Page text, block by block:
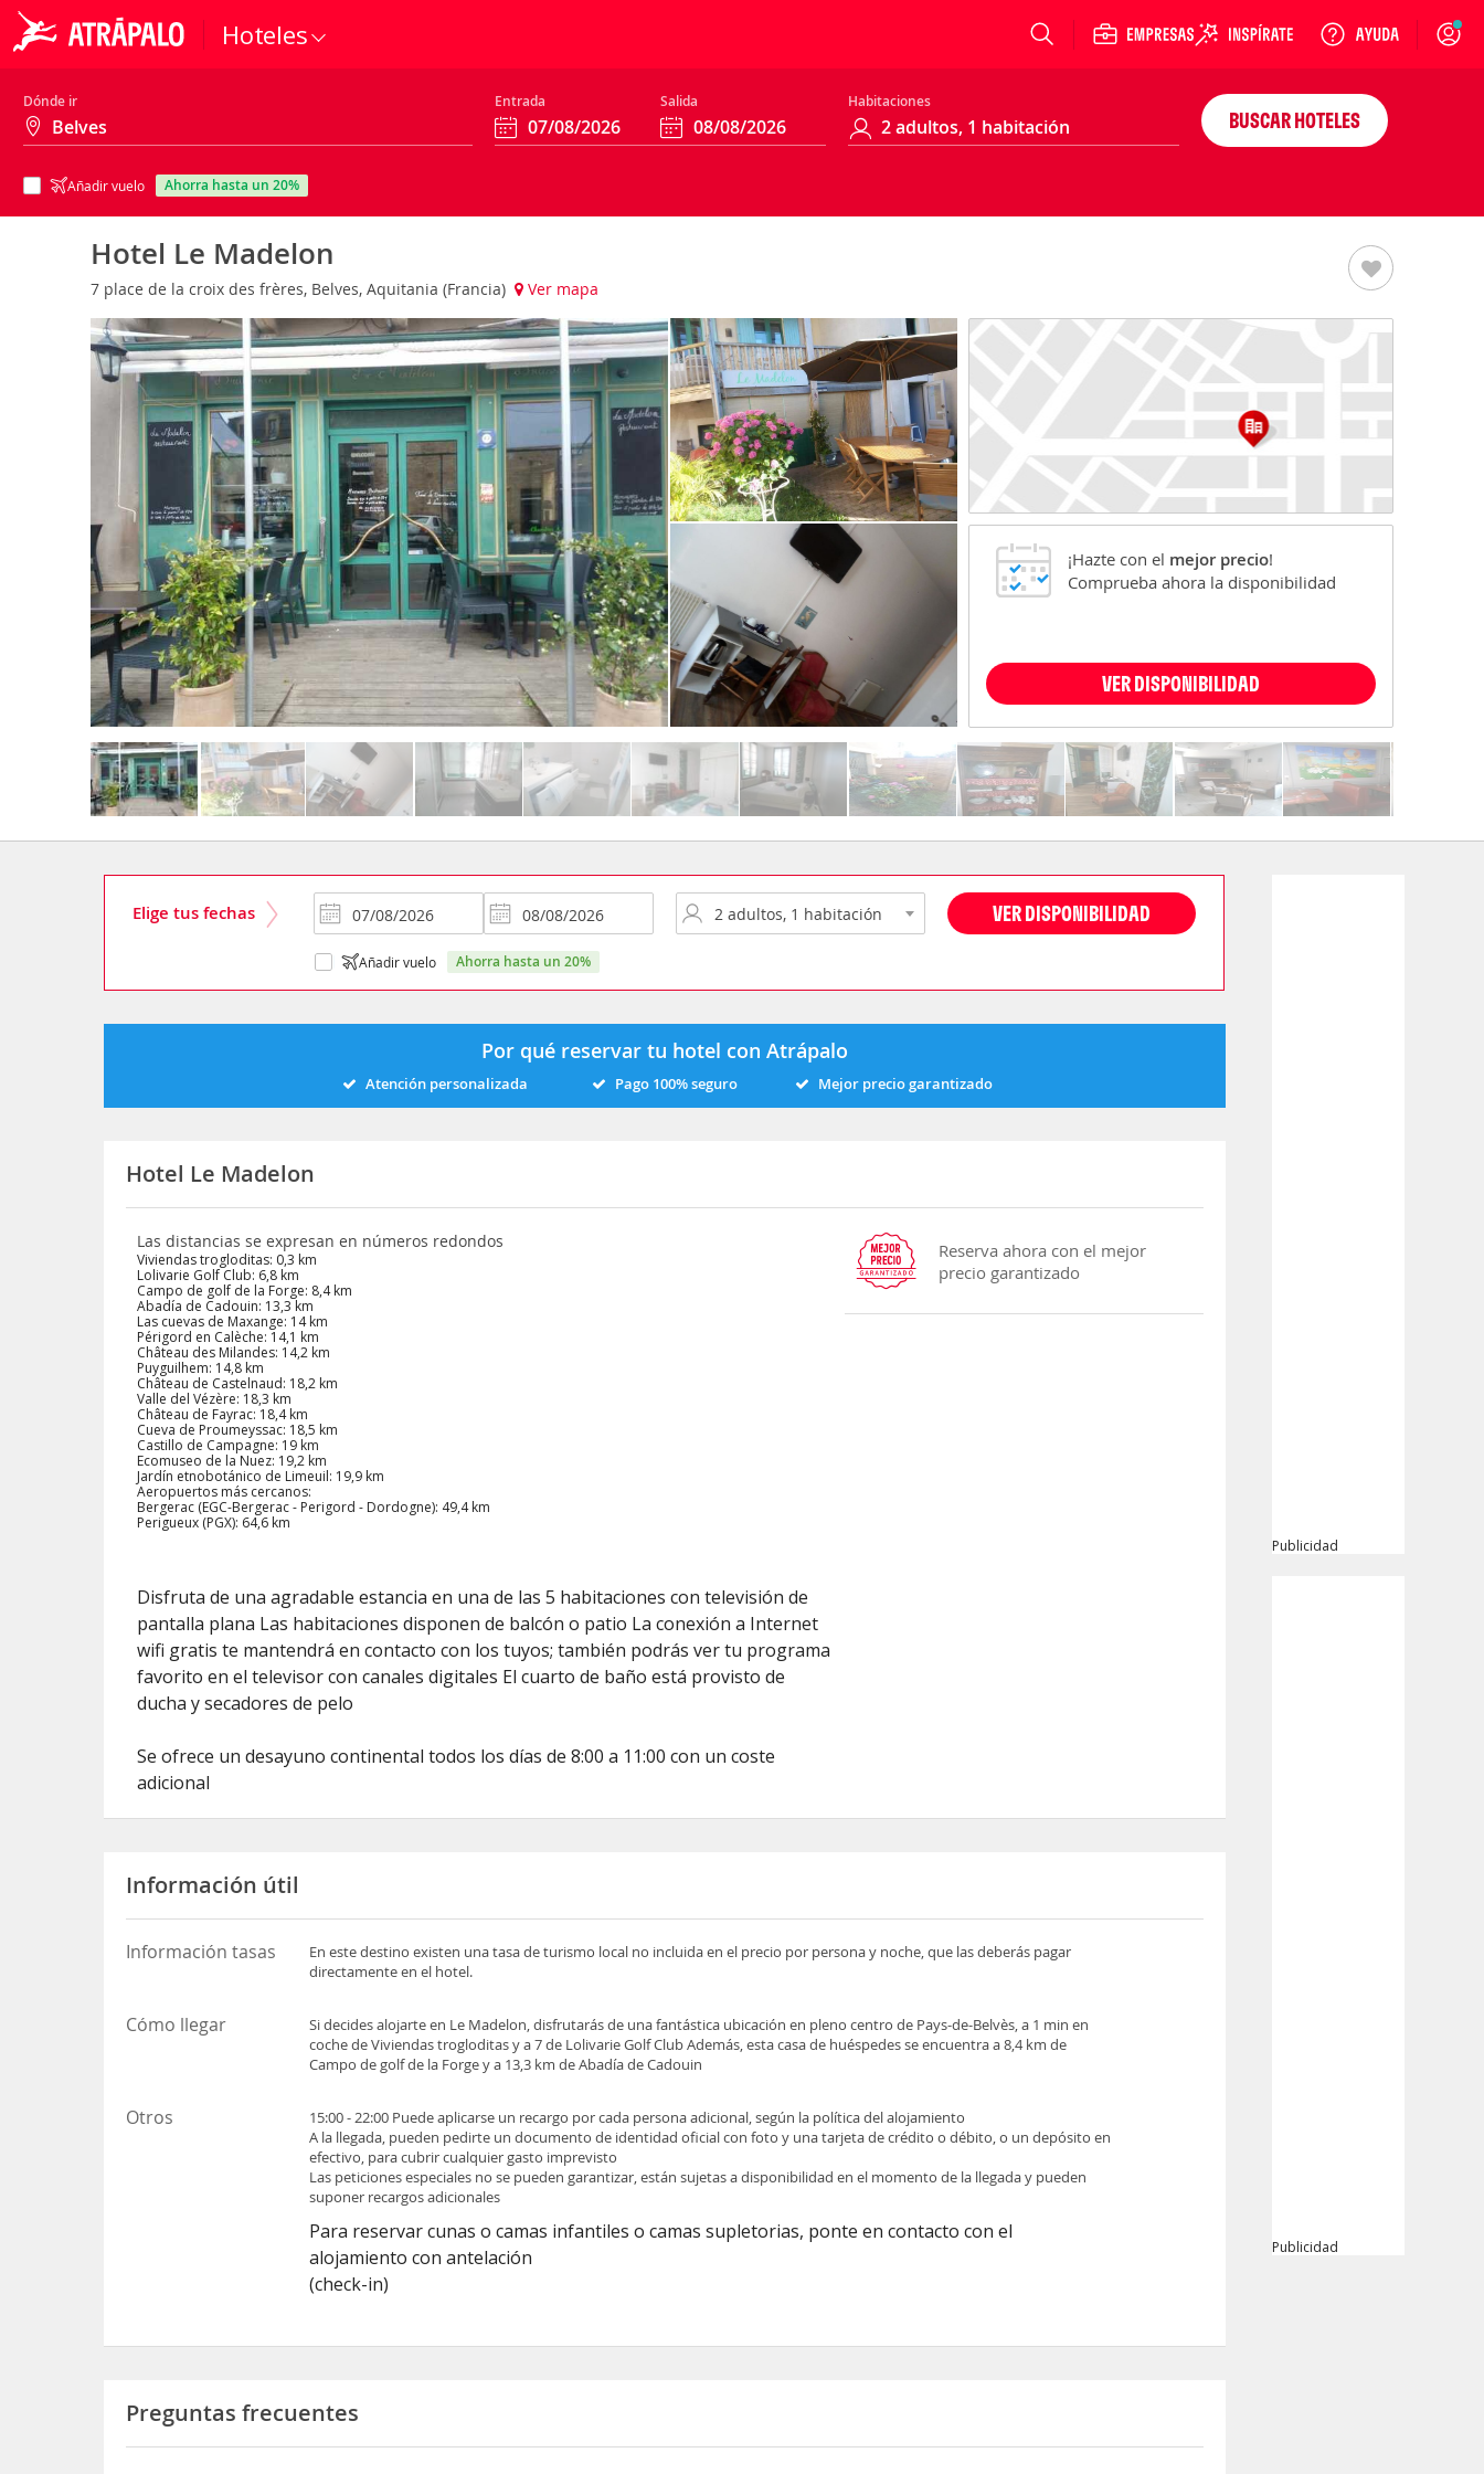
Hoteles Login
Dónde ir Entrada Salida Habitaciones
Añadir vuelo ahorra hasta un 20%
BUSCAR HOTELES
Hotel Le Madelon
7 place de la croix des frères, Belves, Aquitania (Francia) Ver mapa
¡Hazte con el mejor precio!
Comprueba ahora la disponibilidad
VER DISPONIBILIDAD
Elige tus fechas VER DISPONIBILIDAD
Añadir vuelo ahorra hasta un 20%
Por qué reservar tu hotel con Atrápalo
Atención personalizada Pago 100% seguro Mejor precio garantizado
Hotel Le Madelon
Las distancias se expresan en números redondos
Viviendas trogloditas: 0,3 km
Lolivarie Golf Club: 6,8 km
Campo de golf de la Forge: 8,4 km
Abadía de Cadouin: 13,3 km
Las cuevas de Maxange: 14 km
Périgord en Calèche: 14,1 km
Château des Milandes: 14,2 km
Puyguilhem: 14,8 km
Château de Castelnaud: 18,2 km
Valle del Vézère: 18,3 km
Château de Fayrac: 18,4 km
Cueva de Proumeyssac: 18,5 km
Castillo de Campagne: 19 km
Ecomuseo de la Nuez: 19,2 km
Jardín etnobotánico de Limeuil: 19,9 km
Aeropuertos más cercanos:
Bergerac (EGC-Bergerac - Perigord - Dordogne): 49,4 km
Perigueux (PGX): 64,6 km
Disfruta de una agradable estancia en una de las 5 habitaciones con televisión de
pantalla plana Las habitaciones disponen de balcón o patio La conexión a Internet
wifi gratis te mantendrá en contacto con los tuyos; también podrás ver tu programa
favorito en el televisor con canales digitales El cuarto de baño está provisto de
ducha y secadores de pelo
Se ofrece un desayuno continental todos los días de 8:00 a 11:00 con un coste
adicional
Reserva ahora con el mejor
precio garantizado
Información útil
Información tasas
En este destino existen una tasa de turismo local no incluida en el precio por persona y noche, que las deberás pagar
directamente en el hotel.
Cómo llegar
Si decides alojarte en Le Madelon, disfrutarás de una fantástica ubicación en pleno centro de Pays-de-Belvès, a 1 min en
coche de Viviendas trogloditas y a 7 de Lolivarie Golf Club Además, esta casa de huéspedes se encuentra a 8,4 km de
Campo de golf de la Forge y a 13,3 km de Abadía de Cadouin
Otros
15:00 - 22:00 Puede aplicarse un recargo por cada persona adicional, según la política del alojamiento
A la llegada, pueden pedirte un documento de identidad oficial con foto y una tarjeta de crédito o débito, o un depósito en
efectivo, para cubrir cualquier gasto imprevisto
Las peticiones especiales no se pueden garantizar, están sujetas a disponibilidad en el momento de la llegada y pueden
suponer recargos adicionales
Para reservar cunas o camas infantiles o camas supletorias, ponte en contacto con el
alojamiento con antelación
(check-in)
Preguntas frecuentes
Publicidad
Publicidad